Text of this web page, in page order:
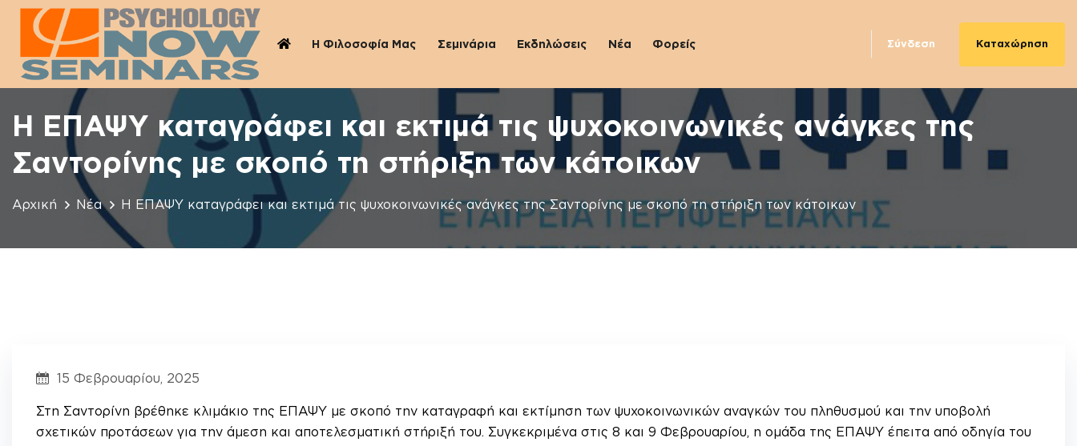
Η Φιλοσοφία Μας Σεμινάρια Εκδηλώσεις Νέα Φορείς Σύνδεση Καταχώρηση
Η ΕΠΑΨΥ καταγράφει και εκτιμά τις ψυχοκοινωνικές ανάγκες της
Σαντορίνης με σκοπό τη στήριξη των κάτοικων
Αρχική Νέα Η ΕΠΑΨΥ καταγράφει και εκτιμά τις ψυχοκοινωνικές ανάγκες της Σαντορίνης με σκοπό τη στήριξη των κάτοικων
15 Φεβρουαρίου, 2025
Στη Σαντορίνη βρέθηκε κλιμάκιο της ΕΠΑΨΥ με σκοπό την καταγραφή και εκτίμηση των ψυχοκοινωνικών αναγκών του πληθυσμού και την υποβολή
σχετικών προτάσεων για την άμεση και αποτελεσματική στήριξή του. Συγκεκριμένα στις 8 και 9 Φεβρουαρίου, η ομάδα της ΕΠΑΨΥ έπειτα από οδηγία του